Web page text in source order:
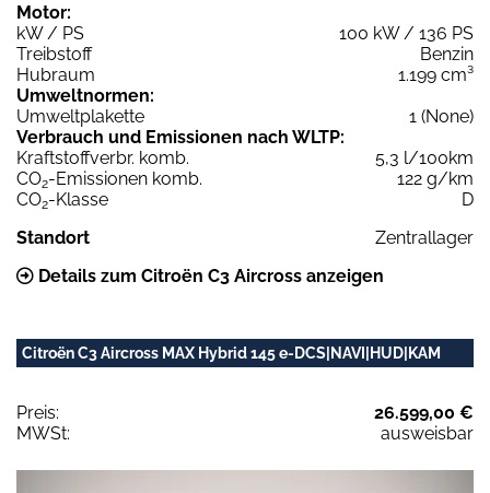
Motor:
kW / PS
100 kW / 136 PS
Treibstoff
Benzin
Hubraum
1.199 cm³
Umweltnormen:
Umweltplakette
1 (None)
Verbrauch und Emissionen nach WLTP:
Kraftstoffverbr. komb.
5,3 l/100km
CO2-Emissionen komb.
122 g/km
CO2-Klasse
D
Standort
Zentrallager
Details zum Citroën C3 Aircross anzeigen
Citroën C3 Aircross MAX Hybrid 145 e-DCS|NAVI|HUD|KAM
Preis:
26.599,00 €
MWSt:
ausweisbar